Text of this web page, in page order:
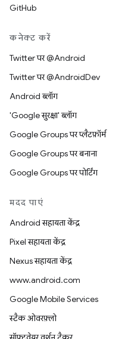
GitHub
कनेक्ट करें
Twitter पर @Android
Twitter पर @AndroidDev
Android ब्लॉग
'Google सुरक्षा' ब्लॉग
Google Groups पर प्लैटफ़ॉर्म
Google Groups पर बनाना
Google Groups पर पोर्टिंग
मदद पाएं
Android सहायता केंद्र
Pixel सहायता केंद्र
Nexus सहायता केंद्र
www.android.com
Google Mobile Services
स्टैक ओवरफ़्लो